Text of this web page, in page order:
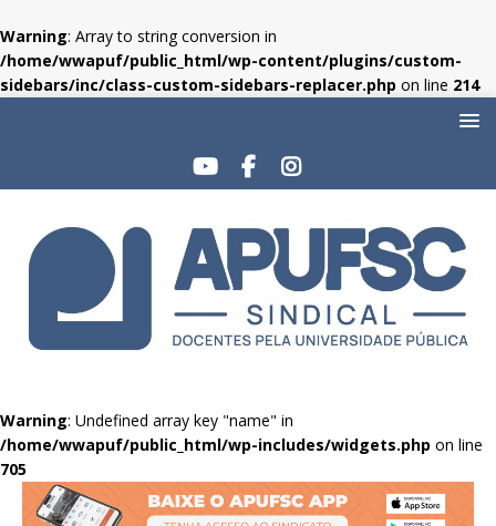
Warning: Array to string conversion in
/home/wwapuf/public_html/wp-content/plugins/custom-
sidebars/inc/class-custom-sidebars-replacer.php on line 214
Warning: Undefined array key "name" in
/home/wwapuf/public_html/wp-includes/widgets.php on line
705